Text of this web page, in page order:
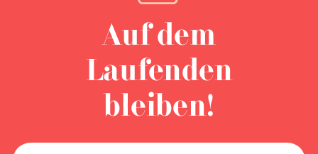
Auf dem
Laufenden
bleiben!